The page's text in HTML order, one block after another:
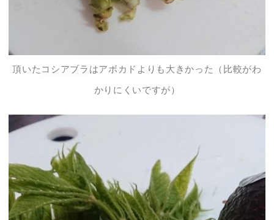
頂いた コシアブラ はアボカドよりも大きかった（比較がわ
かりにくいですが）